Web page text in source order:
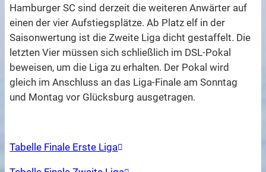
Hamburger SC sind derzeit die weiteren Anwärter auf
einen der vier Aufstiegsplätze. Ab Platz elf in der
Saisonwertung ist die Zweite Liga dicht gestaffelt. Die
letzten Vier müssen sich schließlich im DSL-Pokal
beweisen, um die Liga zu erhalten. Der Pokal wird
gleich im Anschluss an das Liga-Finale am Sonntag
und Montag vor Glücksburg ausgetragen.
Tabelle Finale Erste Liga